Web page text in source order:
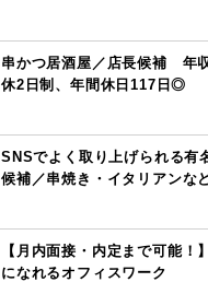
串かつ居酒屋／店長候補 年
休2日制、年間休日117日◎
SNSでよく取り上げられる有
候補／串焼き・イタリアンな
【月内面接・内定まで可能！
になれるオフィスワーク